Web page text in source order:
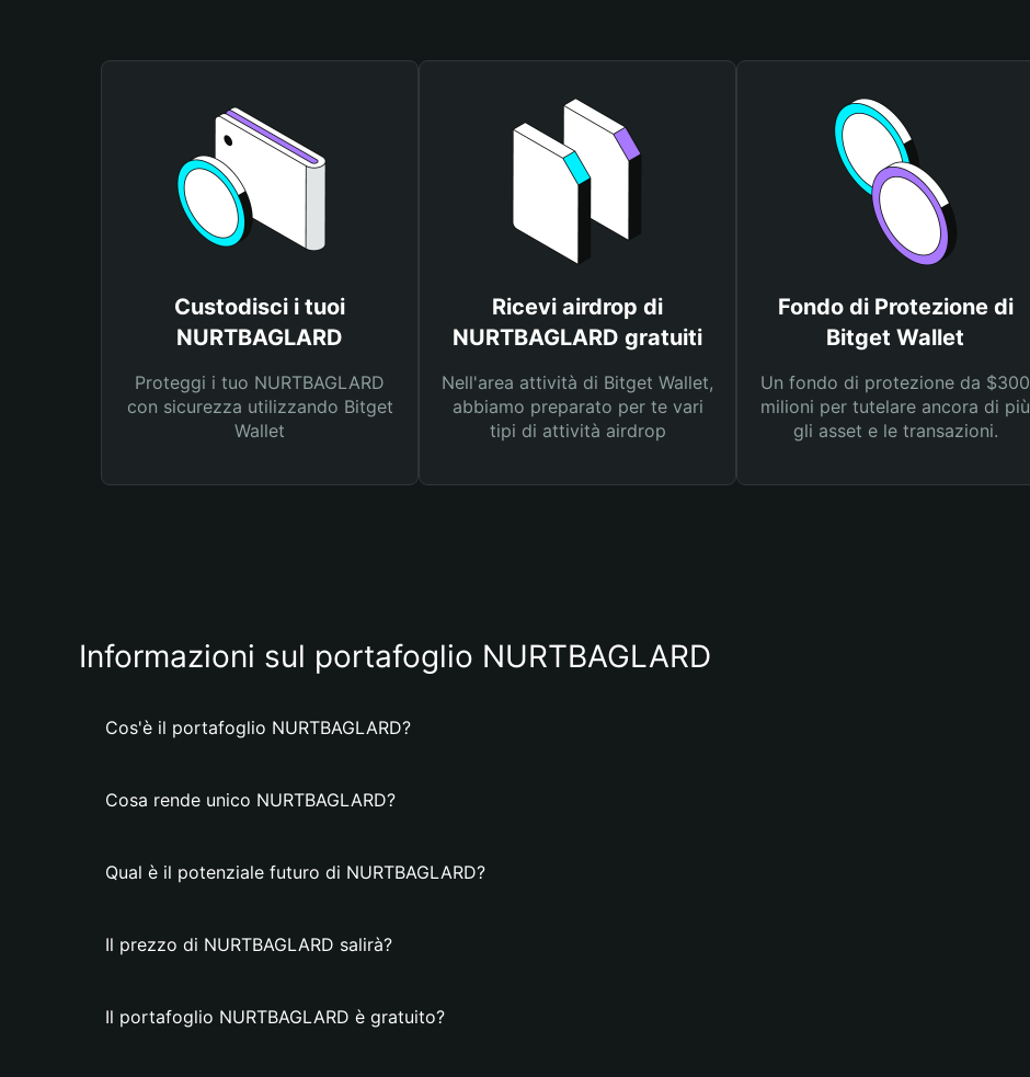
Custodisci i tuoi
NURTBAGLARD
Proteggi i tuo NURTBAGLARD
con sicurezza utilizzando Bitget
Wallet
Ricevi airdrop di
NURTBAGLARD gratuiti
Nell'area attività di Bitget Wallet,
abbiamo preparato per te vari
tipi di attività airdrop
Fondo di Protezione di
Bitget Wallet
Un fondo di protezione da $300
milioni per tutelare ancora di più
gli asset e le transazioni.
Informazioni sul portafoglio NURTBAGLARD
Cos'è il portafoglio NURTBAGLARD?
Cosa rende unico NURTBAGLARD?
Qual è il potenziale futuro di NURTBAGLARD?
Il prezzo di NURTBAGLARD salirà?
Il portafoglio NURTBAGLARD è gratuito?